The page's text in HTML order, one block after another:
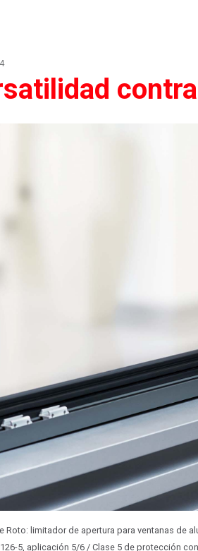
Roto: limitador de apertura para ventanas de
5, aplicación 5/6 / Clase 5 de protección